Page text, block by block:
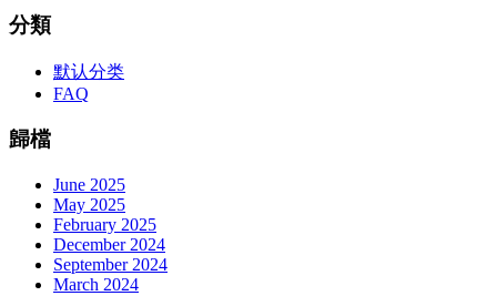
分類
默认分类
FAQ
歸檔
June 2025
May 2025
February 2025
December 2024
September 2024
March 2024